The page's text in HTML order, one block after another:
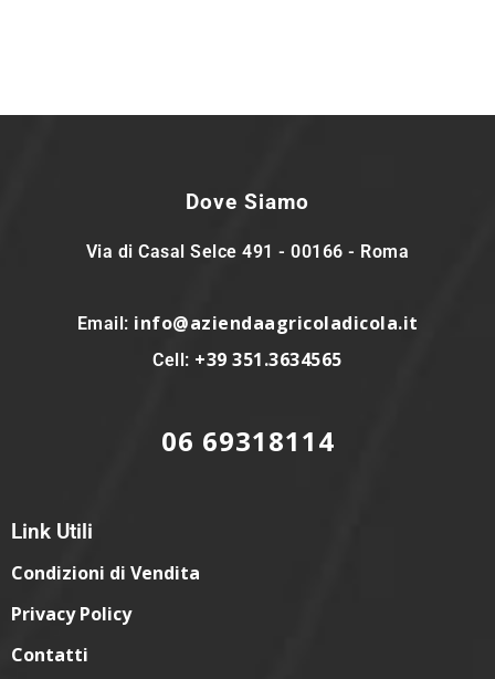
Dove Siamo
Via di Casal Selce 491 - 00166 - Roma
Email: info@aziendaagricoladicola.it
Cell: +39 351.3634565
06 69318114
Link Utili
Condizioni di Vendita
Privacy Policy
Contatti